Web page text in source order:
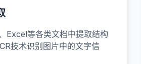
Excel等各类文档中提取结构
技术识别图片中的文字信